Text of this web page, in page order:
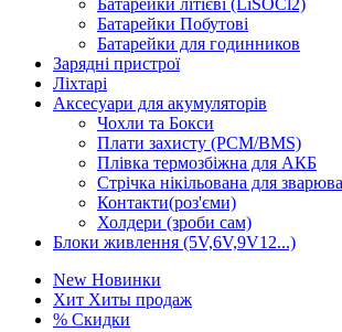
Батарейки літієві (LiSOCl2)
Батарейки Побутові
Батарейки для годинников
Зарядні пристрої
Ліхтарі
Аксесуари для акумуляторів
Чохли та Бокси
Плати захисту (PCM/BMS)
Плівка термозбіжна для АКБ
Стрічка нікільована для
Контакти(роз'єми)
Холдери (зроби сам)
Блоки живлення (5V,6V,9V12...)
New Новинки
Хит Хиты продаж
% Скидки